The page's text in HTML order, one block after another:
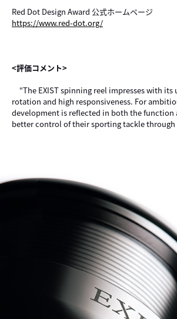
Red Dot Design Award 公式ホームページ
https://www.red-dot.org/
<評価コメント>
“The EXIST spinning reel impresses with
rotation and high responsiveness. For
development is reflected in both the function
better control of their sporting tackle